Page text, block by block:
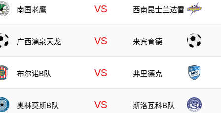
南国老鹰 VS 西南昆士兰达雷
广西漓泉天龙 VS 来宾育德
布尔诺B队 VS 弗里德克
奥林莫斯B队 VS 斯洛瓦科B队